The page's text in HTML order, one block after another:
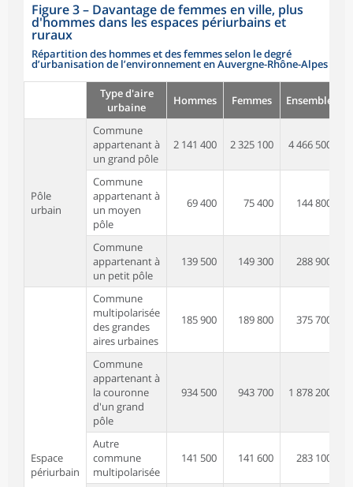
Figure 3– Davantage de femmes en ville, plus
d'hommes dans les espaces périurbains et
ruraux
Répartition des hommes et des femmes selon le degré
d’urbanisation de l’environnement en Auvergne-Rhône-Alpes
Type d'aire
urbaine
Hommes Femmes Ensemble
Pôle
urbain
Commune
appartenant à
un grand pôle
2 141 400 2 325 100 4 466 500
Commune
appartenant à
un moyen
pôle
69 400 75 400 144 800
Commune
appartenant à
un petit pôle
139 500 149 300 288 900
Espace
périurbain
Commune
multipolarisée
des grandes
aires urbaines
185 900 189 800 375 700
Commune
appartenant à
la couronne
d'un grand
pôle
934 500 943 700 1 878 200
Autre
commune
multipolarisée
141 500 141 600 283 100